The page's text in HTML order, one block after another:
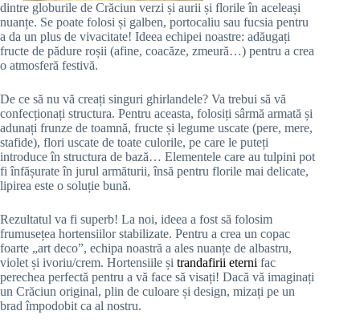
dintre globurile de Crăciun verzi și aurii și florile în aceleași
nuanțe. Se poate folosi și galben, portocaliu sau fucsia pentru
a da un plus de vivacitate! Ideea echipei noastre: adăugați
fructe de pădure roșii (afine, coacăze, zmeură…) pentru a crea
o atmosferă festivă.
De ce să nu vă creați singuri ghirlandele? Va trebui să vă
confecționați structura. Pentru aceasta, folosiți sârmă armată și
adunați frunze de toamnă, fructe și legume uscate (pere, mere,
stafide), flori uscate de toate culorile, pe care le puteți
introduce în structura de bază… Elementele care au tulpini pot
fi înfășurate în jurul armăturii, însă pentru florile mai delicate,
lipirea este o soluție bună.
Rezultatul va fi superb! La noi, ideea a fost să folosim
frumusețea hortensiilor stabilizate. Pentru a crea un copac
foarte „art deco”, echipa noastră a ales nuanțe de albastru,
violet și ivoriu/crem. Hortensiile și trandafirii eterni fac
perechea perfectă pentru a vă face să visați! Dacă vă imaginați
un Crăciun original, plin de culoare și design, mizați pe un
brad împodobit ca al nostru.